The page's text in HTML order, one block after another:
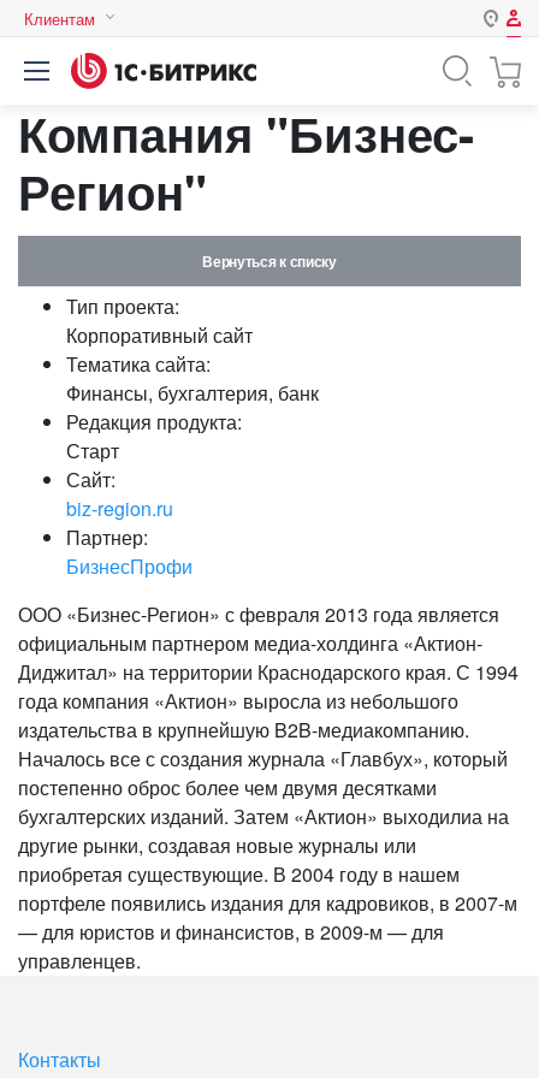
Клиентам
Казахстан
Авторизация
Нет аккаунта?Зарегистрироваться
Пароль
Запомнить меня на этом
Забыли свой пароль?
Компания "Бизнес-
Регион"
Вернуться к списку
Тип проекта:
Корпоративный сайт
Тематика сайта:
Финансы, бухгалтерия, банк
Редакция продукта:
Старт
Сайт:
biz-region.ru
Партнер:
БизнесПрофи
ООО «Бизнес-Регион» с февраля 2013 года является
официальным партнером медиа-холдинга «Актион-
Диджитал» на территории Краснодарского края. С 1994
года компания «Актион» выросла из небольшого
издательства в крупнейшую B2B-медиакомпанию.
Началось все с создания журнала «Главбух», который
постепенно оброс более чем двумя десятками
бухгалтерских изданий. Затем «Актион» выходилиа на
другие рынки, создавая новые журналы или
приобретая существующие. В 2004 году в нашем
портфеле появились издания для кадровиков, в 2007-м
— для юристов и финансистов, в 2009-м — для
управленцев.
Контакты